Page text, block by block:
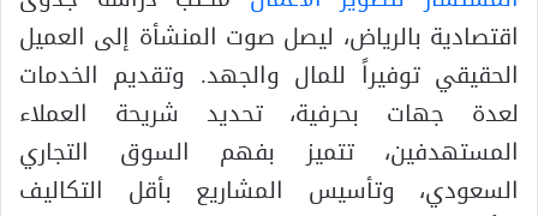
اقتصادية بالرياض، ليصل صوت المنشأة إلى العميل
الحقيقي توفيراً للمال والجهد. وتقديم الخدمات
لعدة جهات بحرفية، تحديد شريحة العملاء
المستهدفين، تتميز بفهم السوق التجاري
السعودي، وتأسيس المشاريع بأقل التكاليف